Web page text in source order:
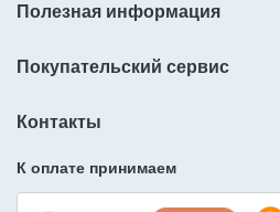
Полезная информация
Покупательский сервис
Контакты
К оплате принимаем